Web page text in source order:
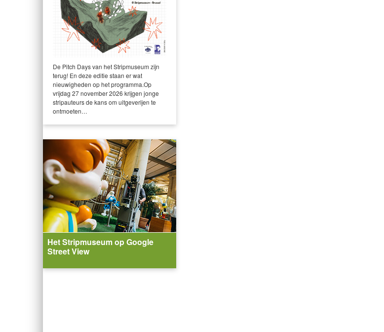
De Pitch Days van het Stripmuseum zijn
terug! En deze editie staan er wat
nieuwigheden op het programma.Op
vrijdag 27 november 2026 krijgen jonge
stripauteurs de kans om uitgeverijen te
ontmoeten…
Het Stripmuseum op Google
Street View